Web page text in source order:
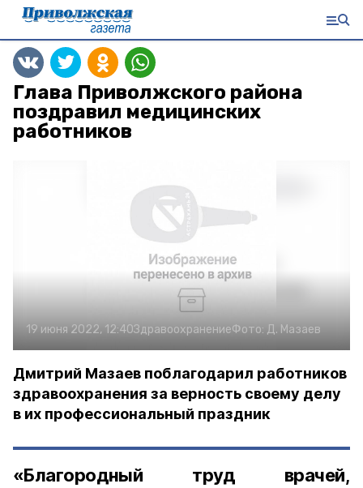
Глава Приволжского района
поздравил медицинских
работников
19 июня 2022, 12:40ЗдравоохранениеФото: Д. Мазаев
Дмитрий Мазаев поблагодарил работников
здравоохранения за верность своему делу
в их профессиональный праздник
«Благородный труд врачей,